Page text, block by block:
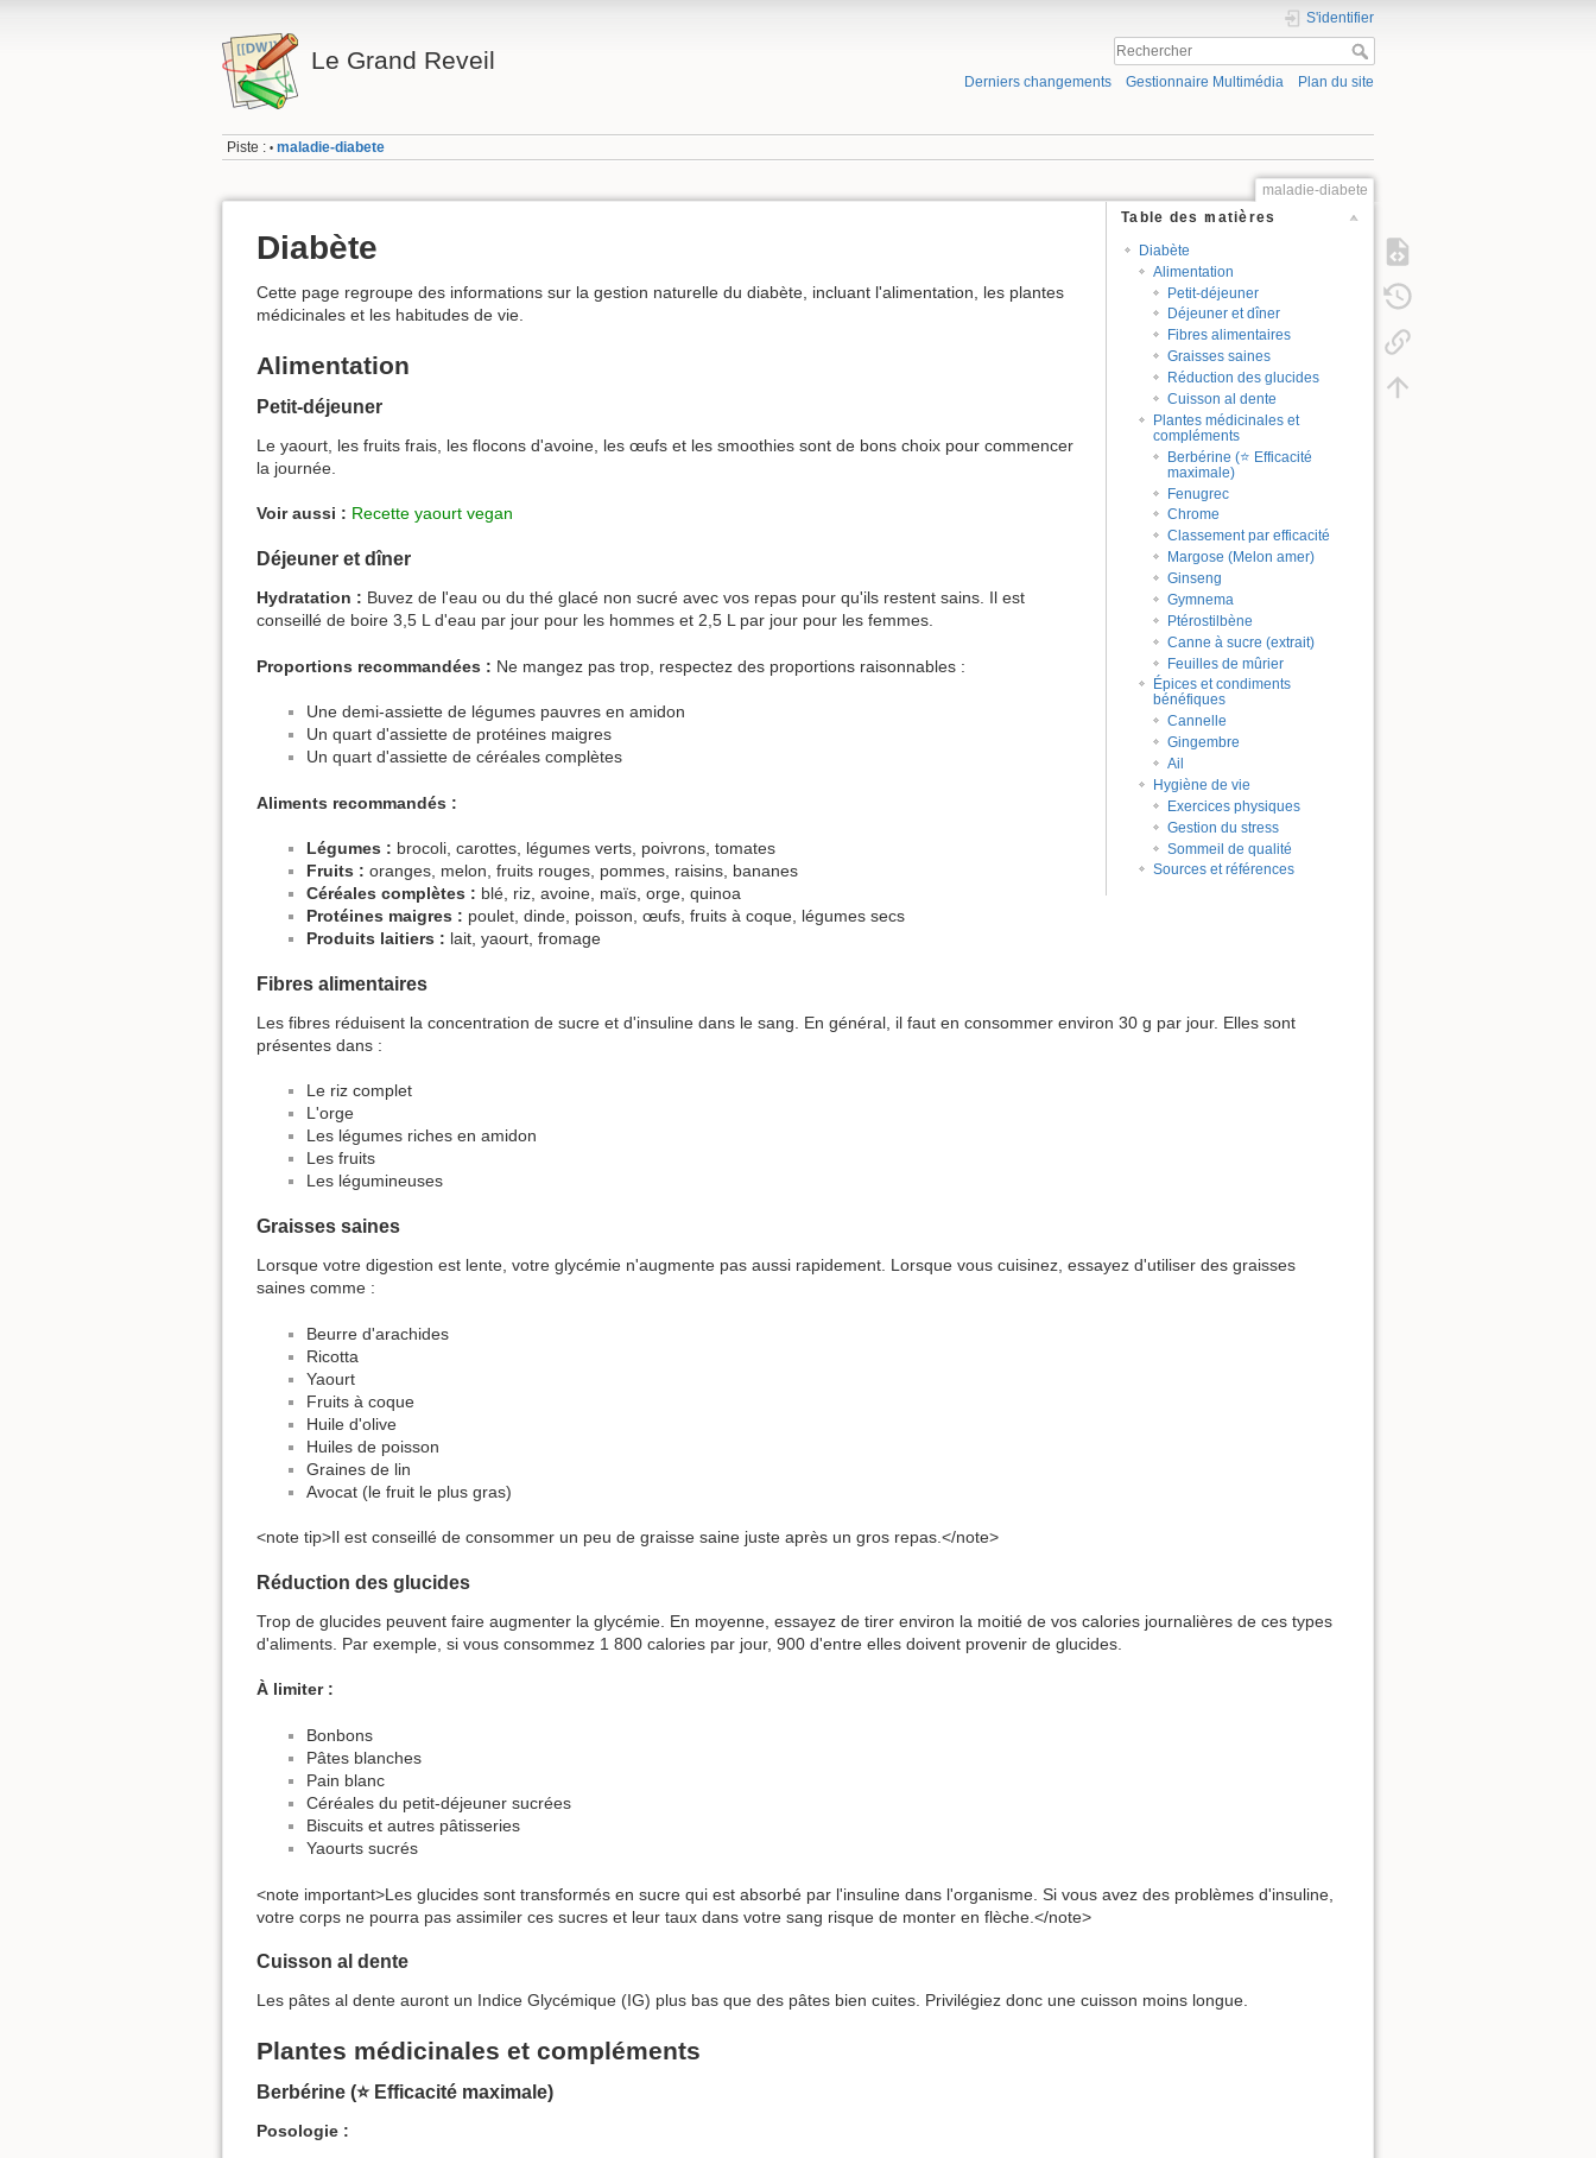
Le Grand Reveil
S'identifier
Derniers changements Gestionnaire Multimédia Plan du site
Piste : • maladie-diabete
maladie-diabete
Table des matières
Diabète
Alimentation
Petit-déjeuner
Déjeuner et dîner
Fibres alimentaires
Graisses saines
Réduction des glucides
Cuisson al dente
Plantes médicinales et
compléments
Berbérine (⭐ Efficacité
maximale)
Fenugrec
Chrome
Classement par efficacité
Margose (Melon amer)
Ginseng
Gymnema
Ptérostilbène
Canne à sucre (extrait)
Feuilles de mûrier
Épices et condiments
bénéfiques
Cannelle
Gingembre
Ail
Hygiène de vie
Exercices physiques
Gestion du stress
Sommeil de qualité
Sources et références
Diabète
Cette page regroupe des informations sur la gestion naturelle du diabète, incluant l'alimentation, les plantes
médicinales et les habitudes de vie.
Alimentation
Petit-déjeuner
Le yaourt, les fruits frais, les flocons d'avoine, les œufs et les smoothies sont de bons choix pour commencer
la journée.
Voir aussi : Recette yaourt vegan
Déjeuner et dîner
Hydratation : Buvez de l'eau ou du thé glacé non sucré avec vos repas pour qu'ils restent sains. Il est
conseillé de boire 3,5 L d'eau par jour pour les hommes et 2,5 L par jour pour les femmes.
Proportions recommandées : Ne mangez pas trop, respectez des proportions raisonnables :
Une demi-assiette de légumes pauvres en amidon
Un quart d'assiette de protéines maigres
Un quart d'assiette de céréales complètes
Aliments recommandés :
Légumes : brocoli, carottes, légumes verts, poivrons, tomates
Fruits : oranges, melon, fruits rouges, pommes, raisins, bananes
Céréales complètes : blé, riz, avoine, maïs, orge, quinoa
Protéines maigres : poulet, dinde, poisson, œufs, fruits à coque, légumes secs
Produits laitiers : lait, yaourt, fromage
Fibres alimentaires
Les fibres réduisent la concentration de sucre et d'insuline dans le sang. En général, il faut en consommer environ 30 g par jour. Elles sont
présentes dans :
Le riz complet
L'orge
Les légumes riches en amidon
Les fruits
Les légumineuses
Graisses saines
Lorsque votre digestion est lente, votre glycémie n'augmente pas aussi rapidement. Lorsque vous cuisinez, essayez d'utiliser des graisses
saines comme :
Beurre d'arachides
Ricotta
Yaourt
Fruits à coque
Huile d'olive
Huiles de poisson
Graines de lin
Avocat (le fruit le plus gras)
<note tip>Il est conseillé de consommer un peu de graisse saine juste après un gros repas.</note>
Réduction des glucides
Trop de glucides peuvent faire augmenter la glycémie. En moyenne, essayez de tirer environ la moitié de vos calories journalières de ces types
d'aliments. Par exemple, si vous consommez 1 800 calories par jour, 900 d'entre elles doivent provenir de glucides.
À limiter :
Bonbons
Pâtes blanches
Pain blanc
Céréales du petit-déjeuner sucrées
Biscuits et autres pâtisseries
Yaourts sucrés
<note important>Les glucides sont transformés en sucre qui est absorbé par l'insuline dans l'organisme. Si vous avez des problèmes d'insuline,
votre corps ne pourra pas assimiler ces sucres et leur taux dans votre sang risque de monter en flèche.</note>
Cuisson al dente
Les pâtes al dente auront un Indice Glycémique (IG) plus bas que des pâtes bien cuites. Privilégiez donc une cuisson moins longue.
Plantes médicinales et compléments
Berbérine (⭐ Efficacité maximale)
Posologie :